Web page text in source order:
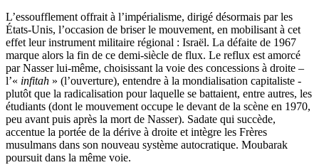
L’essoufflement offrait à l’impérialisme, dirigé désormais par les
États-Unis, l’occasion de briser le mouvement, en mobilisant à cet
effet leur instrument militaire régional : Israël. La défaite de 1967
marque alors la fin de ce demi-siècle de flux. Le reflux est amorcé
par Nasser lui-même, choisissant la voie des concessions à droite –
l’« infitah » (l’ouverture), entendre à la mondialisation capitaliste -
plutôt que la radicalisation pour laquelle se battaient, entre autres, les
étudiants (dont le mouvement occupe le devant de la scène en 1970,
peu avant puis après la mort de Nasser). Sadate qui succède,
accentue la portée de la dérive à droite et intègre les Frères
musulmans dans son nouveau système autocratique. Moubarak
poursuit dans la même voie.